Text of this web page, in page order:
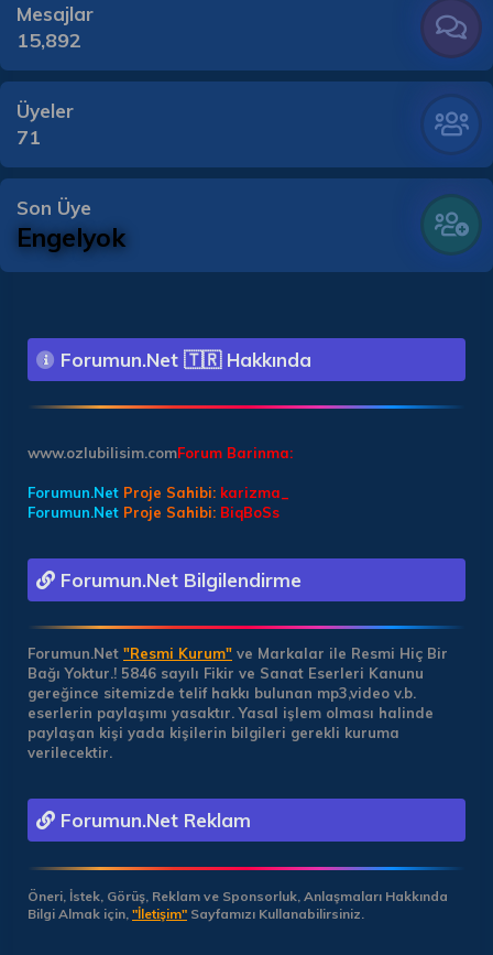
Mesajlar
15,892
Üyeler
71
Son Üye
Engelyok
Forumun.Net 🇹🇷 Hakkında
Forum Barinma:
www.ozlubilisim.com
Forumun.Net Proje Sahibi: karizma_
Forumun.Net Proje Sahibi: BiqBoSs
Forumun.Net Bilgilendirme
Forumun.Net "Resmi Kurum" ve Markalar ile Resmi Hiç Bir
Bağı Yoktur.! 5846 sayılı Fikir ve Sanat Eserleri Kanunu
gereğince sitemizde telif hakkı bulunan mp3,video v.b.
eserlerin paylaşımı yasaktır. Yasal işlem olması halinde
paylaşan kişi yada kişilerin bilgileri gerekli kuruma
verilecektir.
Forumun.Net Reklam
Öneri, İstek, Görüş, Reklam ve Sponsorluk, Anlaşmaları Hakkında
Bilgi Almak için, "İletişim" Sayfamızı Kullanabilirsiniz.